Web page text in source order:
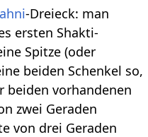
-Dreieck: man
ersten Shakti-
Spitze (oder
beiden Schenkel so,
beiden vorhandenen
zwei Geraden
von drei Geraden